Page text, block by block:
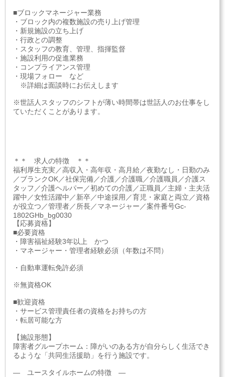
■ブロックマネージャー業務
・ブロック内の複数施設の売り上げ管理
・新規施設の立ち上げ
・行政との調整
・スタッフの教育、管理、指揮監督
・施設利用の促進業務
・コンプライアンス管理
・現場フォロー など
※詳細は面談時にお伝えします
※世話人スタッフのシフトが薄い時間帯は世話人のお仕事をし
ていただくことがあります。
＊＊ 求人の特徴 ＊＊
福利厚生充実／高収入・高年収・高月給／夜勤なし・日勤のみ
／ブランクOK／社保完備／介護／介護職／介護職員／介護ス
タッフ／介護ヘルパー／初めての介護／正職員／主婦・主夫活
躍中／女性活躍中／新卒／中途採用／育児・家庭と両立／資格
が役立つ／管理者／所長／マネージャー／案件番号Gc-
1802GHb_bg0030
【応募資格】
■必要資格
・障害福祉経験3年以上 かつ
・マネージャー・管理者経験必須（年数は不問）
・自動車運転免許必須
※無資格OK
■歓迎資格
・サービス管理責任者の資格をお持ちの方
・転居可能な方
【施設形態】
障害者グループホーム：障がいのある方が自分らしく生活でき
るような「共同生活援助」を行う施設です。
― ユースタイルホームの特徴 ―